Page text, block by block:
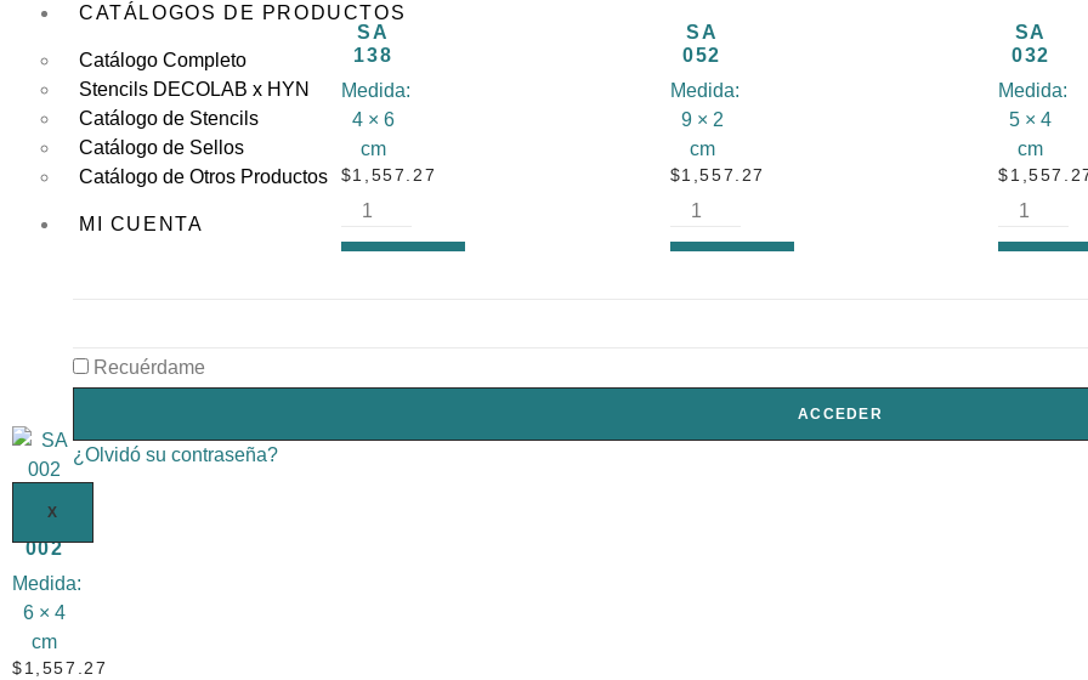
CATÁLOGOS DE PRODUCTOS
Catálogo Completo
Stencils DECOLAB x HYN
Catálogo de Stencils
Catálogo de Sellos
Catálogo de Otros Productos
MI CUENTA
Recuérdame
ACCEDER
¿Olvidó su contraseña?
X
SA
138
Medida:
4 × 6
cm
$1,557.27
SA
052
Medida:
9 × 2
cm
$1,557.27
SA
032
Medida:
5 × 4
cm
$
002
Medida:
6 × 4
cm
$ 1,557.27